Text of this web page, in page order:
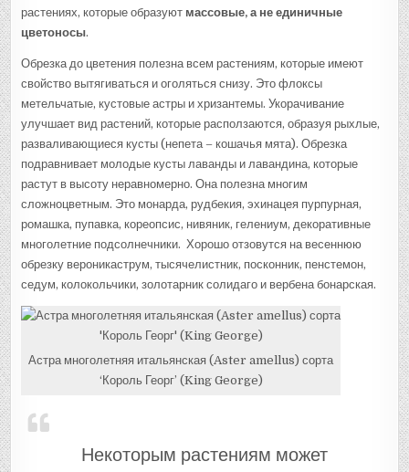
растениях, которые образуют массовые, а не единичные
цветоносы.
Обрезка до цветения полезна всем растениям, которые имеют
свойство вытягиваться и оголяться снизу. Это флоксы
метельчатые, кустовые астры и хризантемы. Укорачивание
улучшает вид растений, которые расползаются, образуя рыхлые,
разваливающиеся кусты (непета – кошачья мята). Обрезка
подравнивает молодые кусты лаванды и лавандина, которые
растут в высоту неравномерно. Она полезна многим
сложноцветным. Это монарда, рудбекия, эхинацея пурпурная,
ромашка, пупавка, кореопсис, нивяник, гелениум, декоративные
многолетние подсолнечники. Хорошо отзовутся на весеннюю
обрезку вероникаструм, тысячелистник, посконник, пенстемон,
седум, колокольчики, золотарник солидаго и вербена бонарская.
Астра многолетняя итальянская (Aster amellus) сорта
‘Король Георг’ (King George)
Некоторым растениям может